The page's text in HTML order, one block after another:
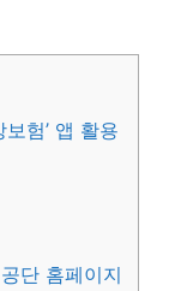
험’ 앱 활용
단 홈페이지